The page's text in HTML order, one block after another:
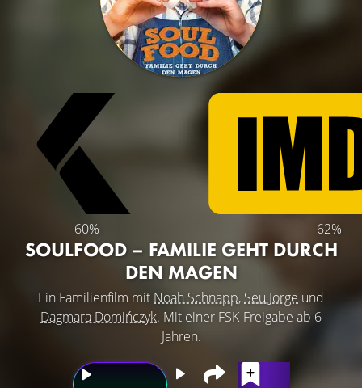
60% 62%
SOULFOOD – FAMILIE GEHT DURCH
DEN MAGEN
Ein Familienfilm mit Noah Schnapp, Seu Jorge und
Dagmara Domińczyk. Mit einer FSK-Freigabe ab 6
Jahren.